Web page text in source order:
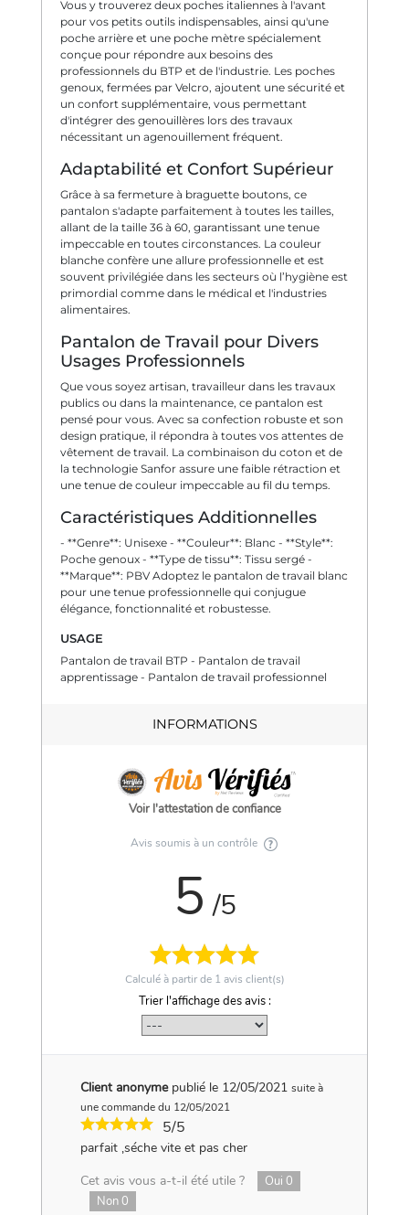
Vous y trouverez deux poches italiennes à l'avant
pour vos petits outils indispensables, ainsi qu'une
poche arrière et une poche mètre spécialement
conçue pour répondre aux besoins des
professionnels du BTP et de l'industrie. Les poches
genoux, fermées par Velcro, ajoutent une sécurité et
un confort supplémentaire, vous permettant
d'intégrer des genouillères lors des travaux
nécessitant un agenouillement fréquent.
Adaptabilité et Confort Supérieur
Grâce à sa fermeture à braguette boutons, ce
pantalon s'adapte parfaitement à toutes les tailles,
allant de la taille 36 à 60, garantissant une tenue
impeccable en toutes circonstances. La couleur
blanche confère une allure professionnelle et est
souvent privilégiée dans les secteurs où l’hygiène est
primordial comme dans le médical et l'industries
alimentaires.
Pantalon de Travail pour Divers
Usages Professionnels
Que vous soyez artisan, travailleur dans les travaux
publics ou dans la maintenance, ce pantalon est
pensé pour vous. Avec sa confection robuste et son
design pratique, il répondra à toutes vos attentes de
vêtement de travail. La combinaison du coton et de
la technologie Sanfor assure une faible rétraction et
une tenue de couleur impeccable au fil du temps.
Caractéristiques Additionnelles
- **Genre**: Unisexe - **Couleur**: Blanc - **Style**:
Poche genoux - **Type de tissu**: Tissu sergé -
**Marque**: PBV Adoptez le pantalon de travail blanc
pour une tenue professionnelle qui conjugue
élégance, fonctionnalité et robustesse.
USAGE
Pantalon de travail BTP - Pantalon de travail
apprentissage - Pantalon de travail professionnel
INFORMATIONS
Voir l'attestation de confiance
Avis soumis à un contrôle
5 /5
Calculé à partir de 1 avis client(s)
Trier l'affichage des avis :
Client anonyme publié le 12/05/2021 suite à
une commande du 12/05/2021
5/5
parfait ,séche vite et pas cher
Cet avis vous a-t-il été utile ?
Oui 0
Non0